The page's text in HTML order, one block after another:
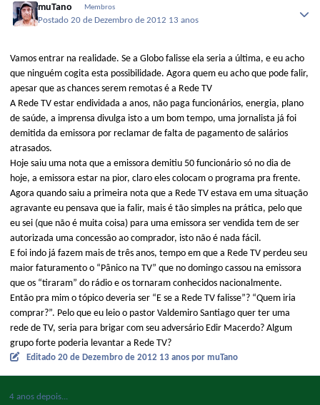
muTano Membros
Postado20 de Dezembro de 2012 13 anos
Vamos entrar na realidade. Se a Globo falisse ela seria a última, e eu acho
que ninguém cogita esta possibilidade. Agora quem eu acho que pode falir,
apesar que as chances serem remotas é a Rede TV
A Rede TV estar endividada a anos, não paga funcionários, energia, plano
de saúde, a imprensa divulga isto a um bom tempo, uma jornalista já foi
demitida da emissora por reclamar de falta de pagamento de salários
atrasados.
Hoje saiu uma nota que a emissora demitiu 50 funcionário só no dia de
hoje, a emissora estar na pior, claro eles colocam o programa pra frente.
Agora quando saiu a primeira nota que a Rede TV estava em uma situação
agravante eu pensava que ia falir, mais é tão simples na prática, pelo que
eu sei (que não é muita coisa) para uma emissora ser vendida tem de ser
autorizada uma concessão ao comprador, isto não é nada fácil.
E foi indo já fazem mais de três anos, tempo em que a Rede TV perdeu seu
maior faturamento o “Pânico na TV” que no domingo cassou na emissora
que os “tiraram” do rádio e os tornaram conhecidos nacionalmente.
Então pra mim o tópico deveria ser “E se a Rede TV falisse”? “Quem iria
comprar?”. Pelo que eu leio o pastor Valdemiro Santiago quer ter uma
rede de TV, seria para brigar com seu adversário Edir Macerdo? Algum
grupo forte poderia levantar a Rede TV?
Editado 20 de Dezembro de 2012 13 anos por muTano
4 anos depois...